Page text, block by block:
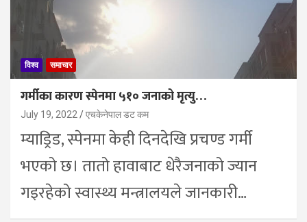
विश्व समाचार
गर्मीका कारण स्पेनमा ५१० जनाको मृत्यु…
July 19, 2022 एचकेनेपाल डट कम
म्याड्रिड, स्पेनमा केही दिनदेखि प्रचण्ड गर्मी
भएको छ। तातो हावाबाट धेरैजनाको ज्यान
गइरहेको स्वास्थ्य मन्त्रालयले जानकारी…